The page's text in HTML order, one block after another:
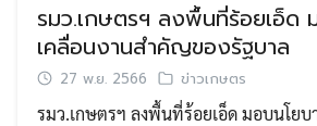
for:
รมว.เกษตรฯ ลงพื้นที่ร้อยเอ็ด
เคลื่อนงานสำคัญของรัฐบาล
27 พ.ย. 2566 ข่าวเกษตร
รมว.เกษตรฯ ลงพื้นที่ร้อยเอ็ด มอบนโย